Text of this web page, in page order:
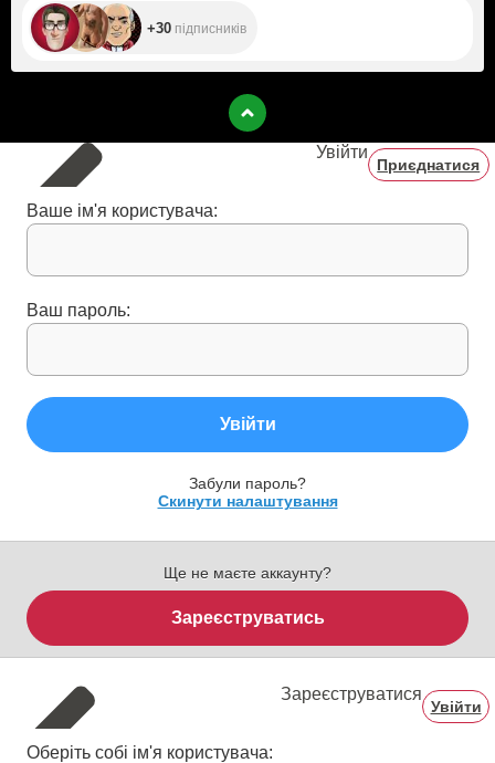
+30 підписників
Увійти
Приєднатися
Ваше ім'я користувача:
Ваш пароль:
Увійти
Забули пароль?
Скинути налаштування
Ще не маєте аккаунту?
Зареєструватись
Зареєструватися
Увійти
Оберіть собі ім'я користувача: